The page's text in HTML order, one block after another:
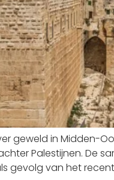
geweld in Midden-
Palestijnen. De
gevolg van het